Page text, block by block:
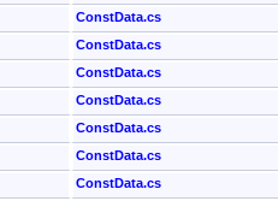
ConstData.cs
ConstData.cs
ConstData.cs
ConstData.cs
ConstData.cs
ConstData.cs
ConstData.cs